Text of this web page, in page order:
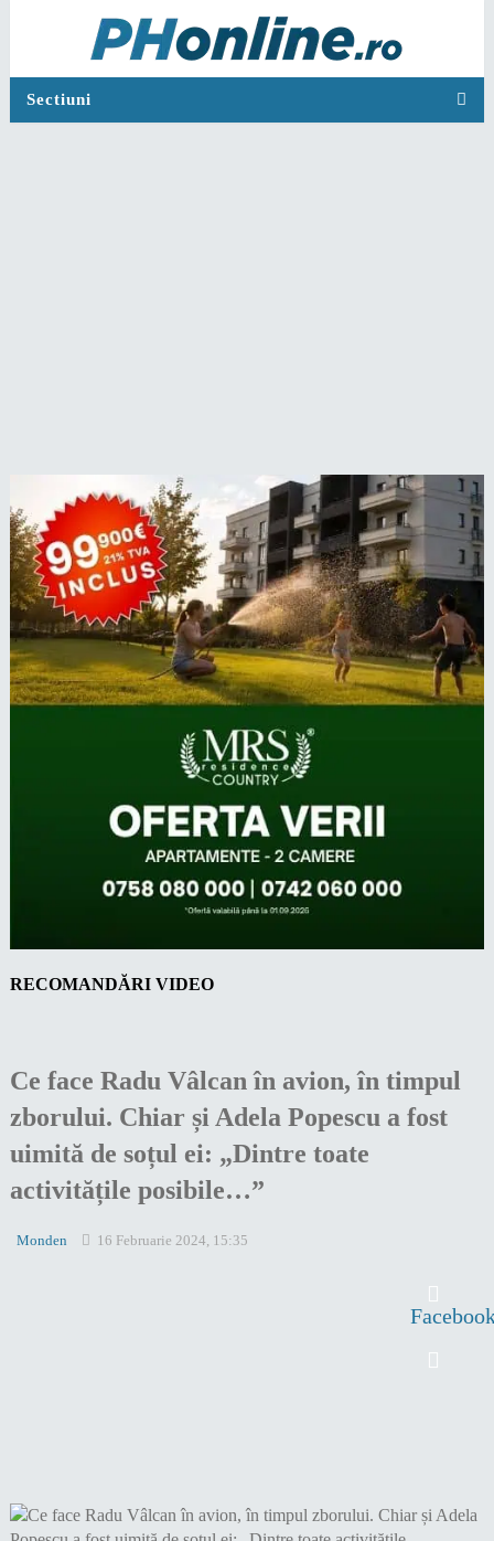
Sectiuni
RECOMANDĂRI VIDEO
Ce face Radu Vâlcan în avion, în timpul
zborului. Chiar și Adela Popescu a fost
uimită de soțul ei: „Dintre toate
activitățile posibile…”
Monden 16 Februarie 2024, 15:35